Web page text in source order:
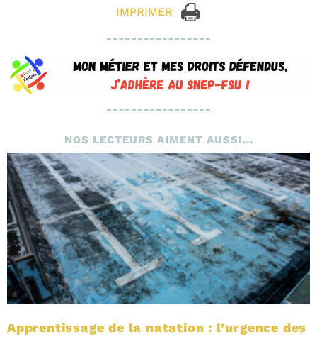
IMPRIMER
NOS LECTEURS AIMENT AUSSI...
Apprentissage de la natation : l’urgence des